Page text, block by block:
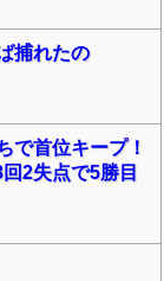
捕れたの
で首位キープ！
2失点で5勝目